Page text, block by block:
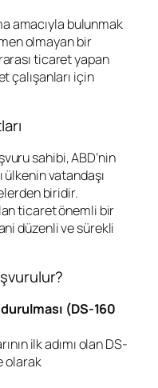
amacıyla bulunmak
olmayan bir
ticaret yapan
çalışanları için
sahibi, ABD’nin
ülkenin vatandaşı
biridir.
ticaret önemli bir
düzenli ve sürekli
(DS-160
ilk adımı olan DS-
olarak